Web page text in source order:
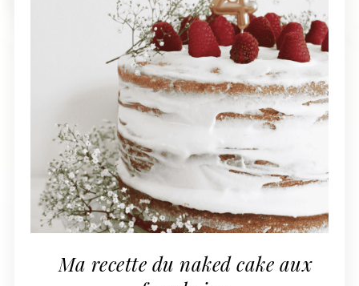
Ma recette du naked cake aux